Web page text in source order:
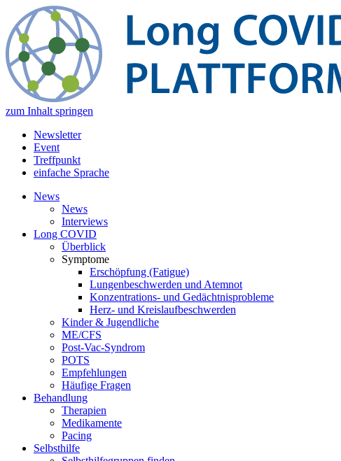
zum Inhalt springen
Newsletter
Event
Treffpunkt
einfache Sprache
News
News
Interviews
Long COVID
Überblick
Symptome
Erschöpfung (Fatigue)
Lungenbeschwerden und Atemnot
Konzentrations- und Gedächtnisprobleme
Herz- und Kreislaufbeschwerden
Kinder & Jugendliche
ME/CFS
Post-Vac-Syndrom
POTS
Empfehlungen
Häufige Fragen
Behandlung
Therapien
Medikamente
Pacing
Selbsthilfe